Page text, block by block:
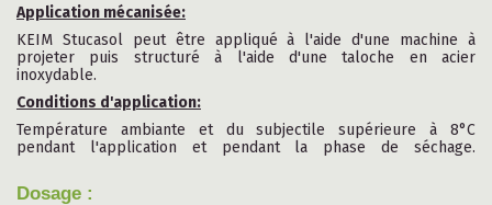
Application mécanisée:
KEIM Stucasol peut être appliqué à l'aide d'une machine à
projeter puis structuré à l'aide d'une taloche en acier
inoxydable.
Conditions d'application:
Température ambiante et du subjectile supérieure à 8°C
pendant l'application et pendant la phase de séchage.
Dosage :